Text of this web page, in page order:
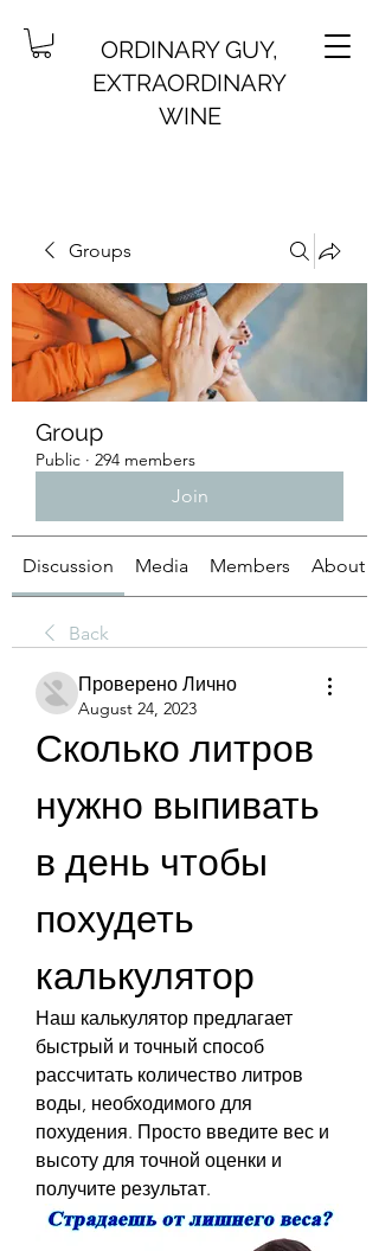
ORDINARY GUY,
EXTRAORDINARY
WINE
Groups
Group
Public · 294 members
Join
Discussion Media Members About
Back
Проверено Лично
August 24, 2023
Сколько литров
нужно выпивать
в день чтобы
похудеть
калькулятор
Наш калькулятор предлагает
быстрый и точный способ
рассчитать количество литров
воды, необходимого для
похудения. Просто введите вес и
высоту для точной оценки и
получите результат.